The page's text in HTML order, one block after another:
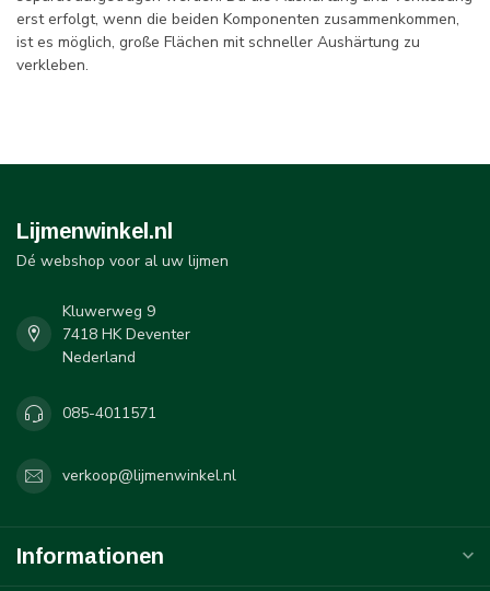
erst erfolgt, wenn die beiden Komponenten zusammenkommen,
ist es möglich, große Flächen mit schneller Aushärtung zu
verkleben.
Lijmenwinkel.nl
Dé webshop voor al uw lijmen
Kluwerweg 9
7418 HK Deventer
Nederland
085-4011571
verkoop@lijmenwinkel.nl
Informationen